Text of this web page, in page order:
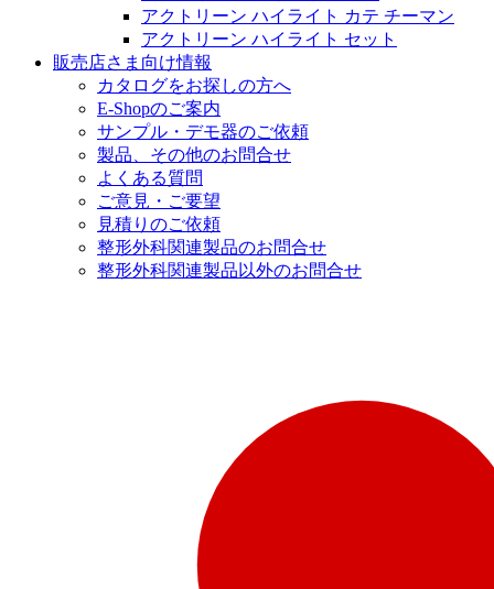
アクトリーン ハイライト カテ チーマン
アクトリーン ハイライト セット
販売店さま向け情報
カタログをお探しの方へ
E-Shopのご案内
サンプル・デモ器のご依頼
製品、その他のお問合せ
よくある質問
ご意見・ご要望
見積りのご依頼
整形外科関連製品のお問合せ
整形外科関連製品以外のお問合せ